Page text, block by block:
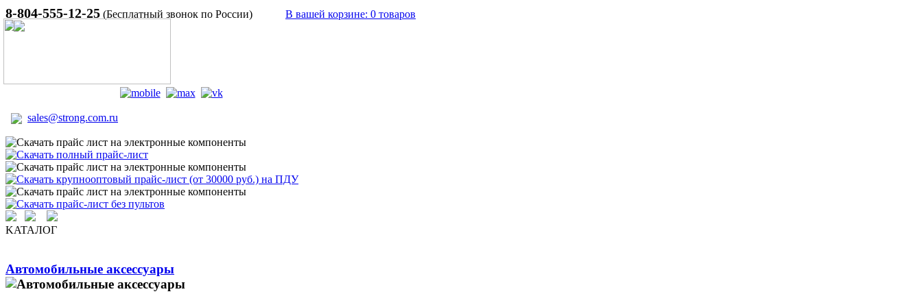
8-804-555-12-25 (Бесплатный звонок по России) В вашей корзине: 0 товаров
sales@strong.com.ru
KATAЛОГ
Автомобильные аксессуары